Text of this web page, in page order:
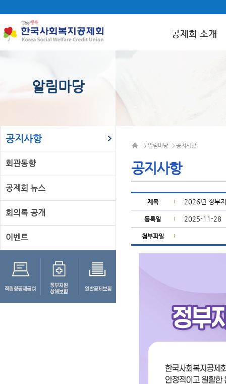
공제회 소개
알림마당
공지사항
회관동향
공제회 뉴스
회의록 공개
이벤트
> 알림마당 > 공지사항
공지사항
제목 2026년 정부
등록일 2025-11-28
첨부파일